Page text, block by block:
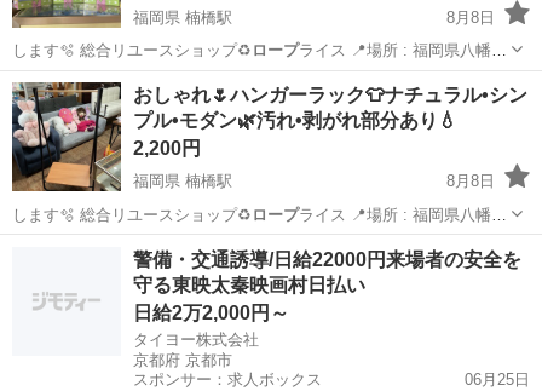
福岡県 楠橋駅
8月8日
します🫧 総合リユースショップ♻️ ロープライス 📍場所 : 福岡県八幡西
区木屋…
福岡 北九州市 楠橋駅 その他
おしゃれ🌷ハンガーラック👕ナチュラル•シン
プル•モダン🌿汚れ•剥がれ部分あり💧
2,200円
福岡県 楠橋駅
8月8日
します🫧 総合リユースショップ♻️ ロープライス 📍場所 : 福岡県八幡西
区木屋…
北九州市 楠橋駅 その他
警備・交通誘導/日給22000円来場者の安全を
守る東映太秦映画村日払い
日給2万2,000円～
タイヨー株式会社
京都府 京都市
スポンサー：求人ボックス
06月25日